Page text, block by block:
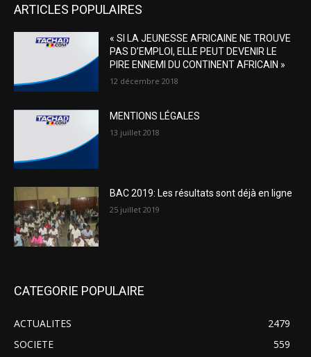
ARTICLES POPULAIRES
« SI LA JEUNESSE AFRICAINE NE TROUVE
PAS D’EMPLOI, ELLE PEUT DEVENIR LE
PIRE ENNEMI DU CONTINENT AFRICAIN »
12 décembre 2018
MENTIONS LÉGALES
13 juillet 2018
BAC 2019: Les résultats sont déjà en ligne
25 juillet 2019
CATEGORIE POPULAIRE
ACTUALITES
2479
SOCIETE
559